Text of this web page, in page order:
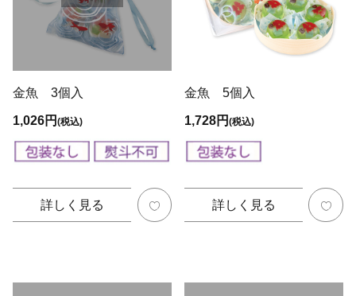
金魚 3個入
1,026円(税込)
詳しく見る
金魚 5個入
1,728円(税込)
詳しく見る